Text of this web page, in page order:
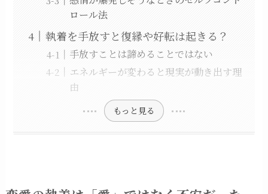
ロール法
執着を手放すと復縁や好転は起きる？
手放すことは諦めることではない
エネルギーが変わると現実が動き出す理
由
もっと見る